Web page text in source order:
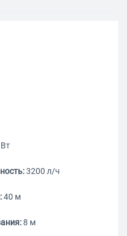
3200 л/ч
40 м
8 м